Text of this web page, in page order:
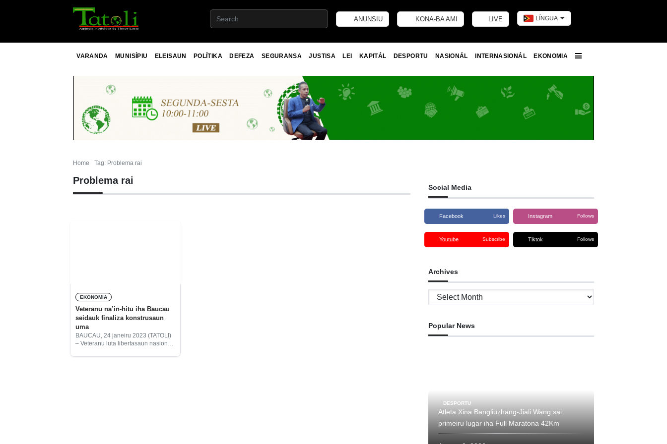
ANUNSIU KONA-BA AMI LIVE LÍNGUA
VARANDA MUNISÍPIU ELEISAUN POLÍTIKA DEFEZA SEGURANSA JUSTISA LEI KAPITÁL DESPORTU NASIONÁL INTERNASIONÁL
EKONOMIA
Home Tag: Problema rai
Problema rai
EKONOMIA
Veteranu na’in-hitu iha Baucau
seidauk finaliza konstrusaun
BAUCAU, 24 janeiru 2023 (TATOLI)
– Veteranu luta libertasaun nasionál
Social Media
Facebook Likes Instagram Follows
Youtube Subscribe Tiktok Follows
Archives
Archives
Popular News
DESPORTU
Atleta Xina Bangliuzhang-Jiali Wang sai
primeiru lugar iha Full Maratona 42Km